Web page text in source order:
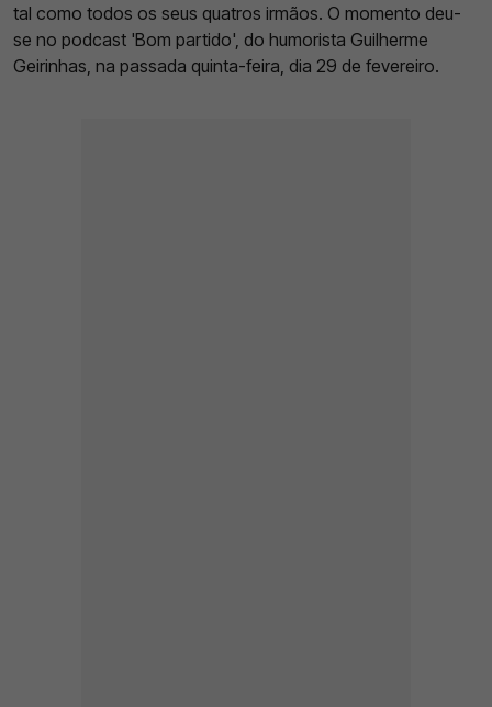
tal como todos os seus quatros irmãos. O momento deu-
se no podcast 'Bom partido', do humorista Guilherme
Geirinhas, na passada quinta-feira, dia 29 de fevereiro.